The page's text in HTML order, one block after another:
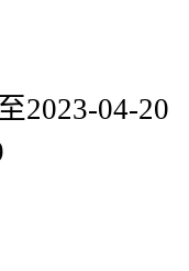
2023-04-20